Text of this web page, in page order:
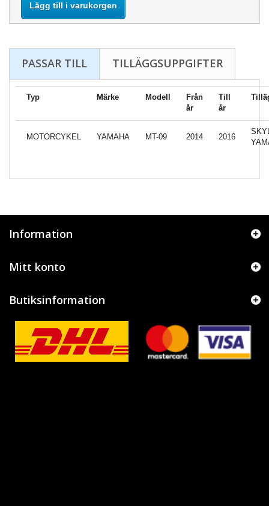
Lägg till i varukorgen
PASSAR TILL TILLÄGGSUPPGIFTER
Typ Märke Modell
Från
år
Till
år
MOTORCYKEL YAMAHA MT-09 2014 2016
Information
Mitt konto
Butiksinformation